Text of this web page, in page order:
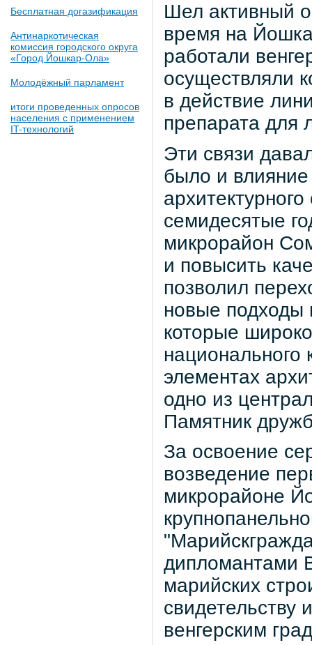
Бесплатная догазификация
Антинаркотическая
комиссия городского округа
«Город Йошкар-Ола»
Молодёжный парламент
итоги проведенных опросов
населения с применением
IT-технологий
Шел активный
время на
работали
осуществляли
в действие
препарата для
Эти связи
было и влияние
семидесятые
микрорайон
и повысить
позволил
новые подходы
которые
национального
элементах
одно из
Памятник
За освоение
возведение
микрорайоне
дипломантами
марийских
свидетельству
венгерским